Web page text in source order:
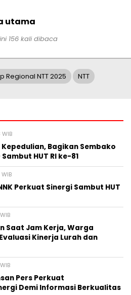
utama
156kali dibaca
Regional NTT 2025 NTT
Bagikan Sembako
HUT RI ke-81
Perkuat Sinergi Sambut HUT
Saat Jam Kerja, Warga
Kinerja Lurah dan
Pers Perkuat
Demi Informasi Berkualitas